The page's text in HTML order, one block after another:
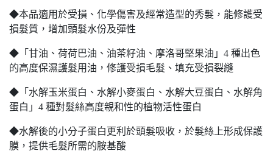
◆本品適用於受損、化學傷害及經常造型的秀髮，能修護受
損髮質，增加頭髮水份及彈性
◆「甘油、荷荷巴油、油茶籽油、摩洛哥堅果油」4 種出色
的高度保濕護髮用油，修護受損毛髮、填充受損裂縫
◆「水解玉米蛋白、水解小麥蛋白、水解大豆蛋白、水解角
蛋白」4 種對髮絲高度親和性的植物活性蛋白
◆水解後的小分子蛋白更利於頭髮吸收，於髮絲上形成保護
膜，提供毛髮所需的胺基酸